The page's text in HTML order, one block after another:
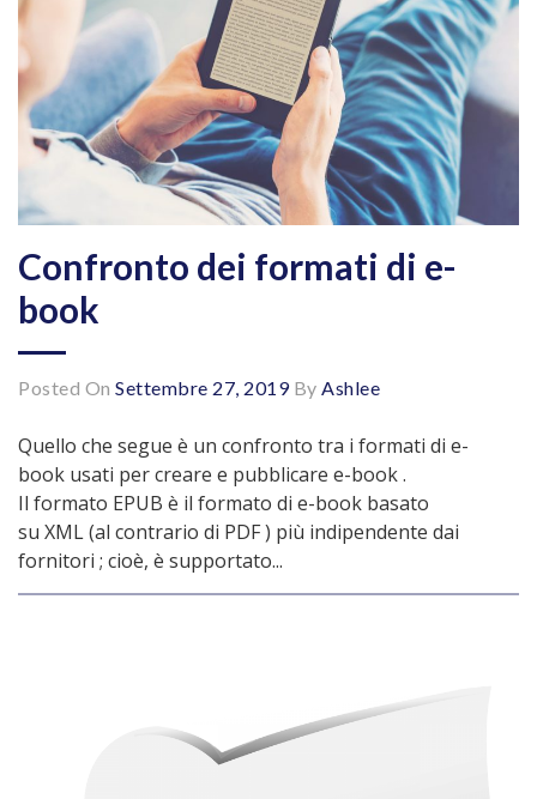
Confronto dei formati di e-
book
Posted On Settembre 27, 2019By Ashlee
Quello che segue è un confronto tra i formati di e-
book usati per creare e pubblicare e-book .
Il formato EPUB è il formato di e-book basato
su XML (al contrario di PDF ) più indipendente dai
fornitori ; cioè, è supportato...